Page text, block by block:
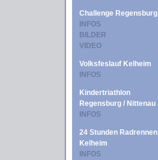
Challenge Regensburg
INFOS
BILDER
VIDEO
Volksfeslauf Kelheim
INFOS
Kindertriathlon
Regensburg / Nittenau
INFOS
24 Stunden Radrennen
Kelheim
INFOS